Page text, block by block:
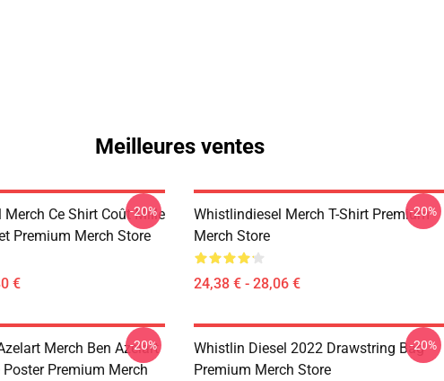
Meilleures ventes
Ce Shirt Coût Mille
Premium Merch Store
€
-20%
Whistlindiesel Merch T-Shirt Premium
Merch Store
24,38 € - 28,06 €
-20%
Merch Ben Azelart
Premium Merch
-20%
Whistlin Diesel 2022 Drawstring Bag
Premium Merch Store
-20%